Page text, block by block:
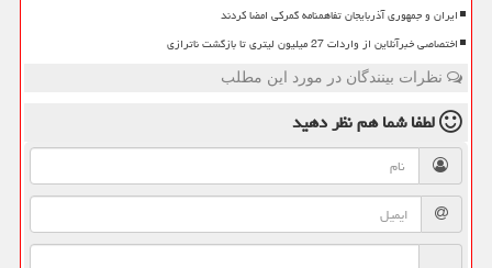
ایران و جمهوری آذربایجان تفاهمنامه گمرکی امضا کردند
اختصاصی خبرآنلاین از واردات 27 میلیون لیتری تا بازگشت ناترازی
نظرات بینندگان در مورد این مطلب
لطفا شما همنظر دهید